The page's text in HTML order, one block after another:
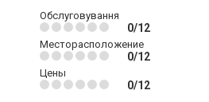
Обслуговування
0/12
Месторасположение
0/12
Цены
0/12